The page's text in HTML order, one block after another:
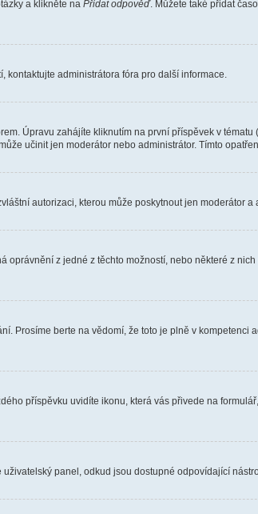
a klikněte na Přidat odpověď. Můžete také přidat
kontaktujte administrátora fóra pro další informace.
Úpravu zahájíte kliknutím na první příspěvek v
učinit jen moderátor nebo administrátor. Tímto
autorizaci, kterou může poskytnout jen moderátor a
z jedné z těchto možností, nebo některé z
Prosíme berte na vědomí, že toto je plně v
příspěvku uvidíte ikonu, která vás přivede na
panel, odkud jsou dostupné odpovídající